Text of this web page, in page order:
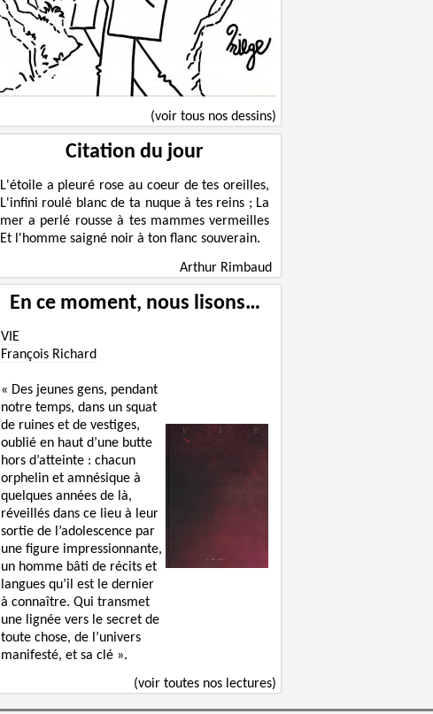
(voir tous nos dessins)
Citation du jour
L'étoile a pleuré rose au coeur de tes oreilles,
L'infini roulé blanc de ta nuque à tes reins ; La
mer a perlé rousse à tes mammes vermeilles
Et l'homme saigné noir à ton flanc souverain.
Arthur Rimbaud
En ce moment, nous lisons…
VIE
François Richard
« Des jeunes gens, pendant
notre temps, dans un squat
de ruines et de vestiges,
oublié en haut d’une butte
hors d’atteinte : chacun
orphelin et amnésique à
quelques années de là,
réveillés dans ce lieu à leur
sortie de l’adolescence par
une figure impressionnante,
un homme bâti de récits et
langues qu’il est le dernier
à connaître. Qui transmet
une lignée vers le secret de
toute chose, de l’univers
manifesté, et sa clé ».
(voir toutes nos lectures)